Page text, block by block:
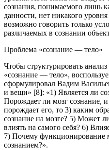
сознания, понимаемого лишь
данности, нет никакого
возможно говорить только
различаемых в сознании
Проблема «сознание — тело»
Чтобы структурировать
«сознание — тело»,
сформулировал Вадим
и вещи» [8]: «1) Является ли
Порождает ли мозг сознание,
порождает его, то 3) каким
сознание на мозге? 5) Может
влиять на самого себя? 6)
7) Почему функционирование
сознанием?».